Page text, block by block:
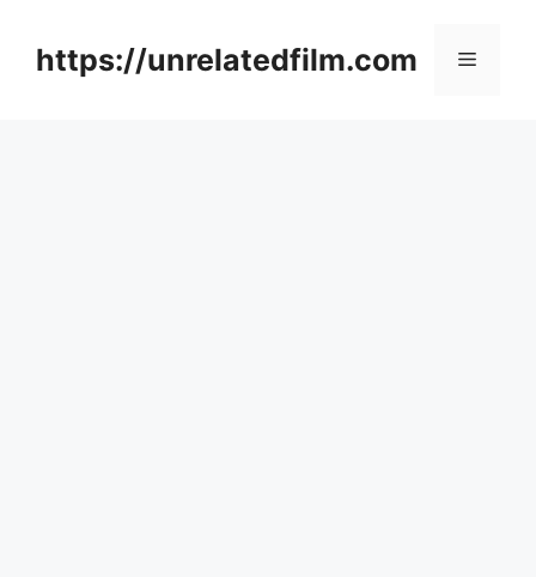
contenthttps://unrelatedfilm.com Menu